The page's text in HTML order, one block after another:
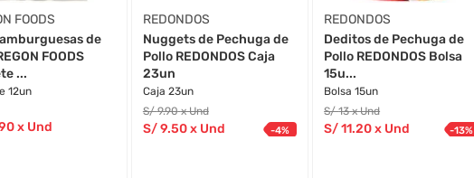
FOODS
de
FOODS
...
12un
x Und
REDONDOS
Nuggets de Pechuga de
Pollo REDONDOS Caja
23un
Caja 23un
S/9.90 x Und
S/9.50x Und -4%
REDONDOS
Deditos de Pechuga de
Pollo REDONDOS Bolsa
15u...
Bolsa 15un
S/13 x Und
S/11.20x Und -13%